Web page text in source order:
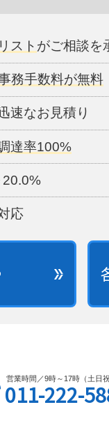
スト がご相談を
務手数料が無料
速なお見積り
達率100%
応
営業時間／9時～17時（土日祝
011-222-